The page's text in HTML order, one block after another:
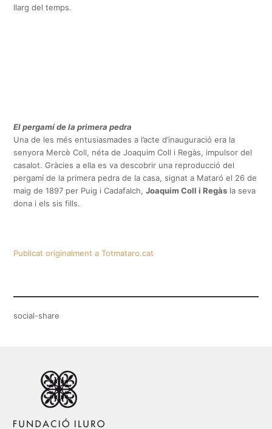
llarg del temps.
El pergamí de la primera pedra
Una de les més entusiasmades a l’acte d’inauguració era la
senyora Mercè Coll, néta de Joaquim Coll i Regàs, impulsor del
casalot. Gràcies a ella es va descobrir una reproducció del
pergamí de la primera pedra de la casa, signat a Mataró el 26 de
maig de 1897 per Puig i Cadafalch,Joaquim Coll i Regàs la seva
dona i els sis fills.
Publicat originalment a Totmataro.cat
social-share